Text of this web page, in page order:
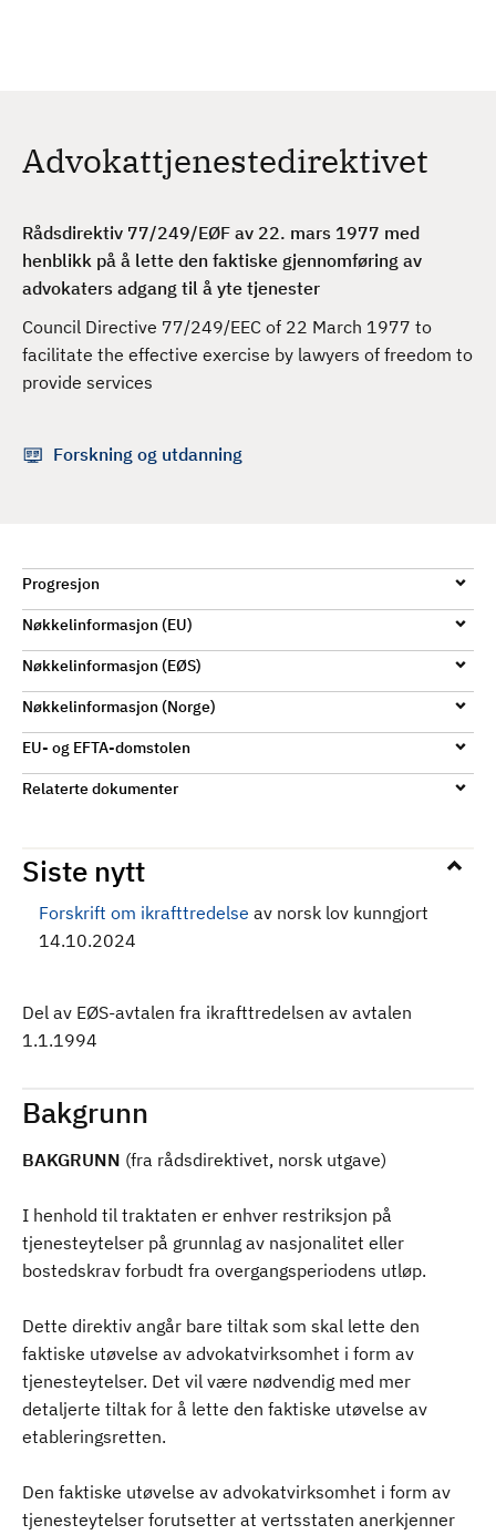
Advokattjenestedirektivet
Rådsdirektiv 77/249/EØF av 22. mars 1977 med
henblikk på å lette den faktiske gjennomføring av
advokaters adgang til å yte tjenester
Council Directive 77/249/EEC of 22 March 1977 to
facilitate the effective exercise by lawyers of freedom to
provide services
Forskning og utdanning
Progresjon
Nøkkelinformasjon (EU)
Nøkkelinformasjon (EØS)
Nøkkelinformasjon (Norge)
EU- og EFTA-domstolen
Relaterte dokumenter
Siste nytt
Forskrift om ikrafttredelse av norsk lov kunngjort
14.10.2024
Del av EØS-avtalen fra ikrafttredelsen av avtalen
1.1.1994
Bakgrunn
BAKGRUNN (fra rådsdirektivet, norsk utgave)
I henhold til traktaten er enhver restriksjon på
tjenesteytelser på grunnlag av nasjonalitet eller
bostedskrav forbudt fra overgangsperiodens utløp.
Dette direktiv angår bare tiltak som skal lette den
faktiske utøvelse av advokatvirksomhet i form av
tjenesteytelser. Det vil være nødvendig med mer
detaljerte tiltak for å lette den faktiske utøvelse av
etableringsretten.
Den faktiske utøvelse av advokatvirksomhet i form av
tjenesteytelser forutsetter at vertsstaten anerkjenner